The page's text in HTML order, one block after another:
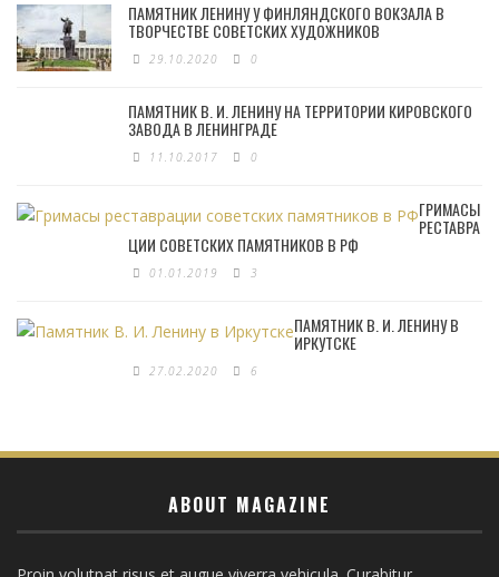
ПАМЯТНИК ЛЕНИНУ У ФИНЛЯНДСКОГО ВОКЗАЛА В
ТВОРЧЕСТВЕ СОВЕТСКИХ ХУДОЖНИКОВ
29.10.2020 0
ПАМЯТНИК В. И. ЛЕНИНУ НА ТЕРРИТОРИИ КИРОВСКОГО
ЗАВОДА В ЛЕНИНГРАДЕ
11.10.2017 0
ГРИМАСЫ
РЕСТАВРА
ЦИИ СОВЕТСКИХ ПАМЯТНИКОВ В РФ
01.01.2019 3
ПАМЯТНИК В. И. ЛЕНИНУ В
ИРКУТСКЕ
27.02.2020 6
ABOUT MAGAZINE